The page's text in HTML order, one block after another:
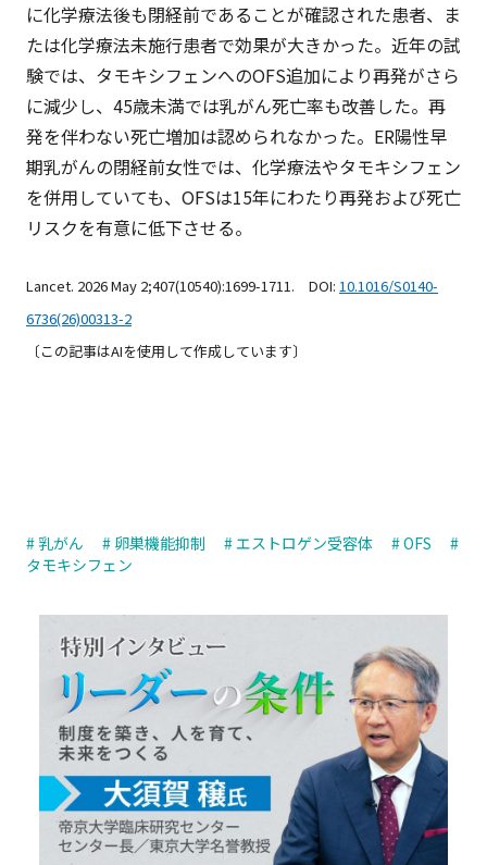
に化学療法後も閉経前であることが確認された患者、ま
たは化学療法未施行患者で効果が大きかった。近年の試
験では、タモキシフェンへのOFS追加により再発がさら
に減少し、45歳未満では乳がん死亡率も改善した。再
発を伴わない死亡増加は認められなかった。ER陽性早
期乳がんの閉経前女性では、化学療法やタモキシフェン
を併用していても、OFSは15年にわたり再発および死亡
リスクを有意に低下させる。
Lancet. 2026 May 2;407(10540):1699-1711. DOI: 10.1016/S0140-
6736(26)00313-2
〔この記事はAIを使用して作成しています〕
# 乳がん # 卵巣機能抑制 # エストロゲン受容体 # OFS
#
タモキシフェン